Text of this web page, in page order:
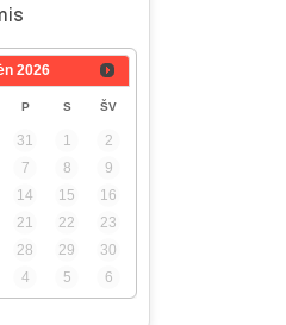
2026
P S ŠV
31 1
2
7 8
9
14 15
16
21 22
23
28 29
30
4 5 6